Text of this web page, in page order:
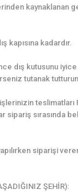
kapısına kadardır.
dış kutusunu
tutanak
teslimatları
sipariş sırasında
siparişi
ŞEHİR):